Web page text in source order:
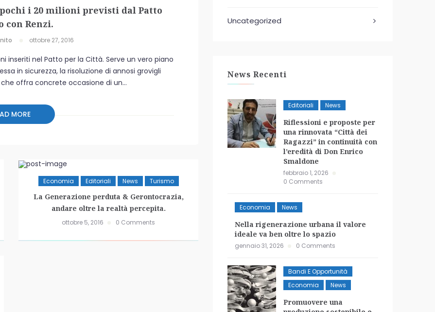
i 20 milioni previsti dal Patto
con Renzi.
ottobre 27, 2016
inseriti nel Patto per la Città. Serve un vero piano
in sicurezza, la risoluzione di annosi grovigli
offra concrete occasione di un...
MORE
Economia Editoriali News Turismo
La Generazione perduta & Gerontocrazia,
andare oltre la realtà percepita.
ottobre 5, 2016 0 Comments
Uncategorized
News Recenti
Editoriali News
Riflessioni e proposte per
una rinnovata “Città dei
Ragazzi” in continuità con
l’eredità di Don Enrico
Smaldone
febbraio 1, 2026
0 Comments
Economia News
Nella rigenerazione urbana il valore
ideale va ben oltre lo spazio
gennaio 31, 2026 0 Comments
Bandi E Opportunità
Economia
News
Promuovere una